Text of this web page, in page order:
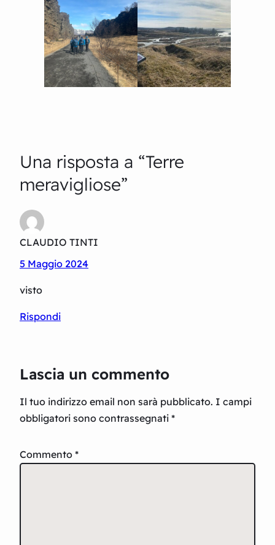
Una risposta a “Terre
meravigliose”
CLAUDIO TINTI
5 Maggio 2024
visto
Rispondi
Lascia un commento
Il tuo indirizzo email non sarà pubblicato. I campi
obbligatori sono contrassegnati *
Commento *